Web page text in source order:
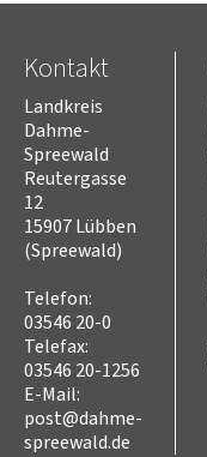
Kontakt
Landkreis
Dahme-
Spreewald
Reutergasse
12
15907 Lübben
(Spreewald)
Telefon:
03546 20-0
Telefax:
03546 20-1256
E-Mail:
post@dahme-
spreewald.de